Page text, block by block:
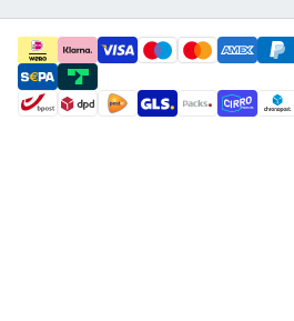
payment methods
shipment methods